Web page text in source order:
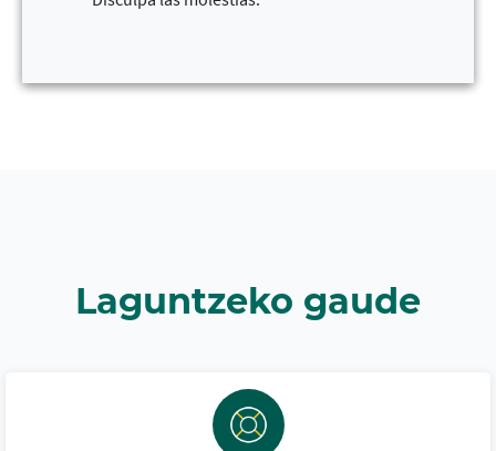
Laguntzeko gaude